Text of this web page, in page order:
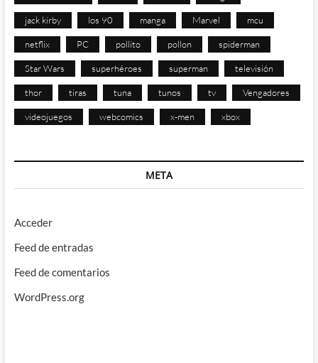
jack kirby los 90 manga Marvel mcu
netflix PC pollito pollon spiderman
Star Wars superhéroes superman televisión
thor tiras tuna tunos tv Vengadores
videojuegos webcomics x-men xbox
META
Acceder
Feed de entradas
Feed de comentarios
WordPress.org